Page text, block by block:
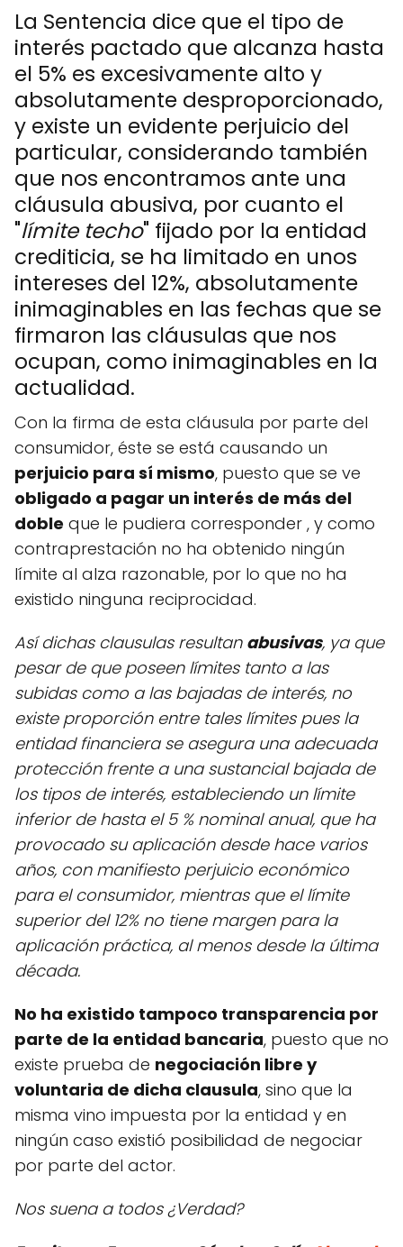
La Sentencia dice que el tipo de
interés pactado que alcanza hasta
el 5% es excesivamente alto y
absolutamente desproporcionado,
y existe un evidente perjuicio del
particular, considerando también
que nos encontramos ante una
cláusula abusiva, por cuanto el
"límite techo" fijado por la entidad
crediticia, se ha limitado en unos
intereses del 12%, absolutamente
inimaginables en las fechas que se
firmaron las cláusulas que nos
ocupan, como inimaginables en la
actualidad.
Con la firma de esta cláusula por parte del
consumidor, éste se está causando un
perjuicio para sí mismo, puesto que se ve
obligado a pagar un interés de más del
doble que le pudiera corresponder , y como
contraprestación no ha obtenido ningún
límite al alza razonable, por lo que no ha
existido ninguna reciprocidad.
Así dichas clausulas resultan abusivas, ya que
pesar de que poseen límites tanto a las
subidas como a las bajadas de interés, no
existe proporción entre tales límites pues la
entidad financiera se asegura una adecuada
protección frente a una sustancial bajada de
los tipos de interés, estableciendo un límite
inferior de hasta el 5 % nominal anual, que ha
provocado su aplicación desde hace varios
años, con manifiesto perjuicio económico
para el consumidor, mientras que el límite
superior del 12% no tiene margen para la
aplicación práctica, al menos desde la última
década.
No ha existido tampoco transparencia por
parte de la entidad bancaria, puesto que no
existe prueba de negociación libre y
voluntaria de dicha clausula, sino que la
misma vino impuesta por la entidad y en
ningún caso existió posibilidad de negociar
por parte del actor.
Nos suena a todos ¿Verdad?